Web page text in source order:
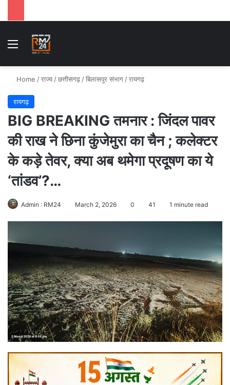
Menu
Home /राज्य /छत्तीसगढ़ /बिलासपुर संभाग /रायगढ़
रायगढ़
BIG BREAKING तमनार : जिंदल पावर
की राख ने छिना कुंजेमुरा का चैन ; कलेक्टर
के कड़े तेवर, क्या अब थमेगा प्रदूषण का ये
‘तांडव’?…
Admin : RM24 March 2, 2026 0 41 1 minute read